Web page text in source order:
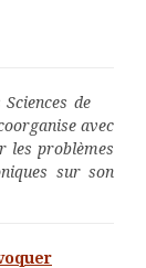
de
avec
les problèmes
sur son